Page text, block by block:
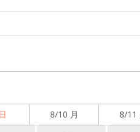
8/10 月 8/11